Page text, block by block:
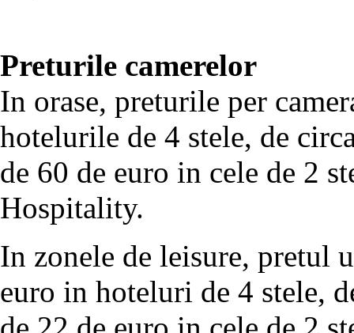
Preturile camerelor
In orase, preturile per
hotelurile de 4 stele, de
de 60 de euro in cele de 2
Hospitality.
In zonele de leisure, pretul
euro in hoteluri de 4 stele,